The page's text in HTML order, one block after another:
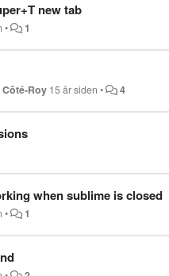
new tab
• 1
Roy 15 år siden • 4
when sublime is closed
• 1